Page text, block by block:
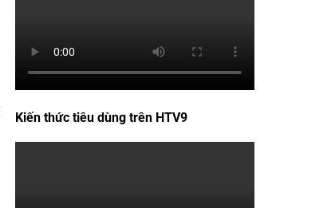
Kiến thức tiêu dùng trên HTV9